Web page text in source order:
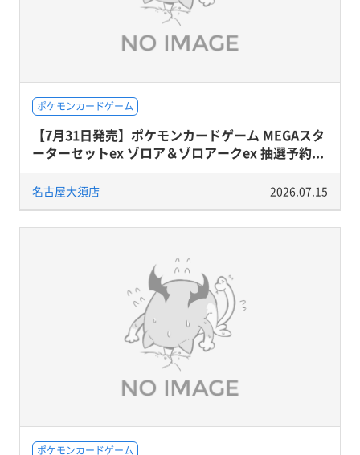
ポケモンカードゲーム
【7月31日発売】ポケモンカードゲーム MEGAスタ
ーターセットex ゾロア＆ゾロアークex 抽選予約...
名古屋大須店 2026.07.15
ポケモンカードゲーム